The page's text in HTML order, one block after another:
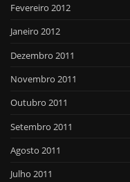
Fevereiro 2012
Janeiro 2012
Dezembro 2011
Novembro 2011
Outubro 2011
Setembro 2011
Agosto 2011
Julho 2011